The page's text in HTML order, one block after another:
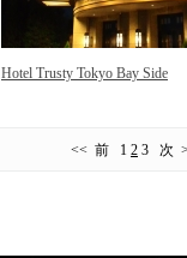
Hotel Trusty Tokyo Bay Side
<< 前 1 2 3 次